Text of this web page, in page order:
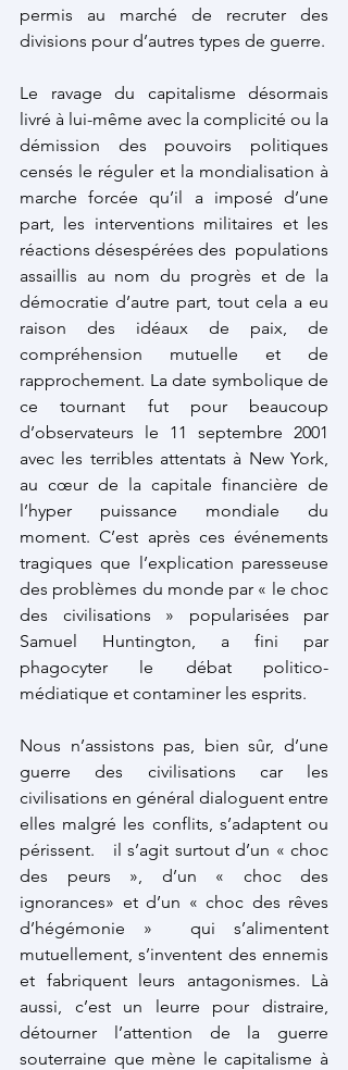
permis au marché de recruter des
divisions pour d’autres types de guerre.
Le ravage du capitalisme désormais
livré à lui-même avec la complicité ou la
démission des pouvoirs politiques
censés le réguler et la mondialisation à
marche forcée qu’il a imposé d’une
part, les interventions militaires et les
réactions désespérées des  populations
assaillis au nom du progrès et de la
démocratie d’autre part, tout cela a eu
raison des idéaux de paix, de
compréhension mutuelle et de
rapprochement. La date symbolique de
ce tournant fut pour beaucoup
d’observateurs le 11 septembre 2001
avec les terribles attentats à New York,
au cœur de la capitale financière de
l’hyper puissance mondiale du
moment. C’est après ces événements
tragiques que l’explication paresseuse
des problèmes du monde par « le choc
des civilisations » popularisées par
Samuel Huntington, a fini par
phagocyter le débat politico-
médiatique et contaminer les esprits.
Nous n’assistons pas, bien sûr, d’une
guerre des civilisations car les
civilisations en général dialoguent entre
elles malgré les conflits, s’adaptent ou
périssent.   il s’agit surtout d’un « choc
des peurs », d’un « choc des
ignorances» et d’un « choc des rêves
d’hégémonie »  qui s’alimentent
mutuellement, s’inventent des ennemis
et fabriquent leurs antagonismes. Là
aussi, c’est un leurre pour distraire,
détourner l’attention de la guerre
souterraine que mène le capitalisme à